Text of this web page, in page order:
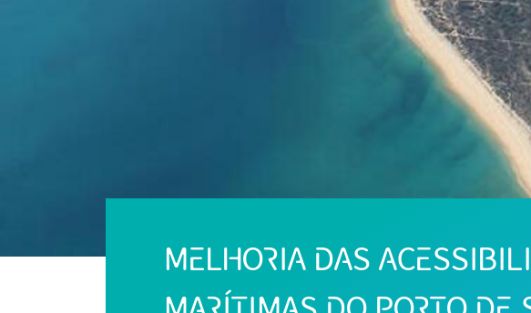
MELHORIA DAS